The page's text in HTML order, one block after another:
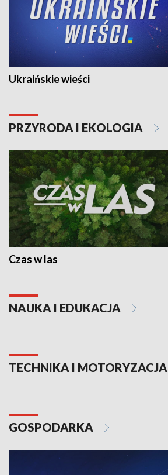
Ukraińskie wieści
PRZYRODA I EKOLOGIA
Czas w las
NAUKA I EDUKACJA
TECHNIKA I MOTORYZACJA
GOSPODARKA